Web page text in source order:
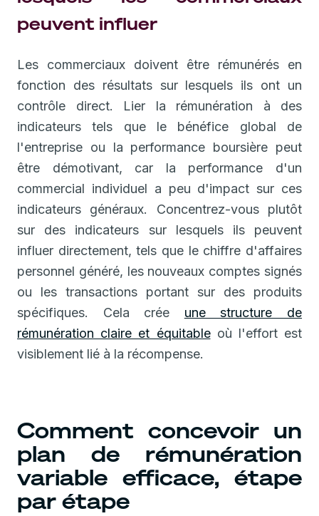
peuvent influer
Les commerciaux doivent être rémunérés en
fonction des résultats sur lesquels ils ont un
contrôle direct. Lier la rémunération à des
indicateurs tels que le bénéfice global de
l'entreprise ou la performance boursière peut
être démotivant, car la performance d'un
commercial individuel a peu d'impact sur ces
indicateurs généraux. Concentrez-vous plutôt
sur des indicateurs sur lesquels ils peuvent
influer directement, tels que le chiffre d'affaires
personnel généré, les nouveaux comptes signés
ou les transactions portant sur des produits
spécifiques. Cela crée une structure de
rémunération claire et équitableoù l'effort est
visiblement lié à la récompense.
Comment concevoir un
plan de rémunération
variable efficace, étape
par étape